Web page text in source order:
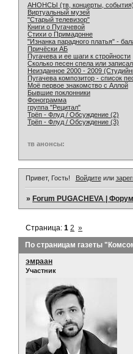
АНОНСЫ (тв, концерты, события)
Виртуальный музей
"Старый телевизор"
Книги о Пугачевой
Стихи о Примадонне
"Изнанка парадного платья" -
Причёски АБ
Пугачева и ее шаги к стройности
Сколько песен спела или
Неизданное 2000 - 2009
Пугачева композитор - список
Моё первое знакомство с Аллой
Бывшие поклонники
Фонограмма
группа "Рецитал"
Трёп - Флуд / Обсуждение (2)
Трёп - Флуд / Обсуждение (3)
тв анонсы:
Привет, Гость! Войдитеили
»Forum PUGACHEVA |
По страницам газеты
Страница:1 2 »
эмраан
Участник